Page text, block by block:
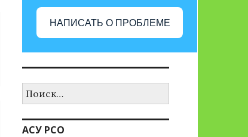
НАПИСАТЬ О ПРОБЛЕМЕ
АСУ РСО